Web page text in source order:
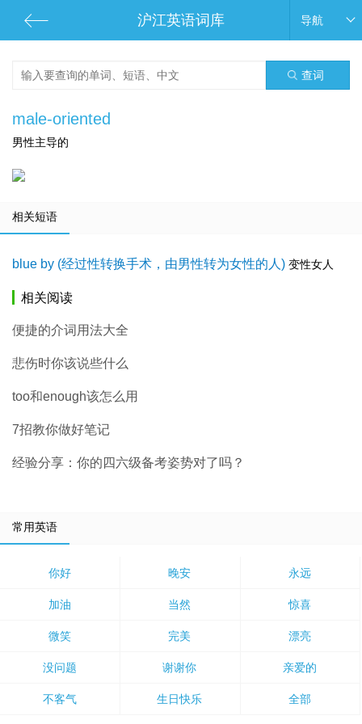
沪江英语词库 导航
查词
male-oriented
男性主导的
相关短语
blue by (经过性转换手术，由男性转为女性的人) 变性女人
相关阅读
便捷的介词用法大全
悲伤时你该说些什么
too和enough该怎么用
7招教你做好笔记
经验分享：你的四六级备考姿势对了吗？
常用英语
你好 晚安 永远
加油 当然 惊喜
微笑 完美 漂亮
没问题 谢谢你 亲爱的
不客气 生日快乐 全部